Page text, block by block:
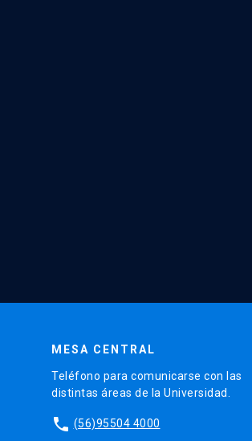
MESA CENTRAL
Teléfono para comunicarse con las
distintas áreas de la Universidad.
phone (56)95504 4000